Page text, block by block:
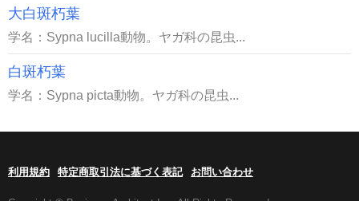
大白斑朽葉
学名：Sypna lucilla動物。ヤガ科の昆虫...
白斑朽葉
学名：Sypna picta動物。ヤガ科の昆虫...
利用規約 特定商取引法に基づく表記 お問い合わせ